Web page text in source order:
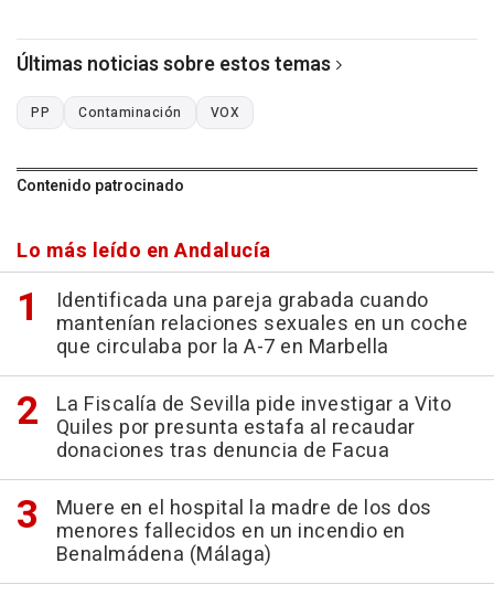
Últimas noticias sobre estos temas
PP Contaminación VOX
Contenido patrocinado
Lo más leído en Andalucía
Identificada una pareja grabada cuando
mantenían relaciones sexuales en un coche
que circulaba por la A-7 en Marbella
La Fiscalía de Sevilla pide investigar a Vito
Quiles por presunta estafa al recaudar
donaciones tras denuncia de Facua
Muere en el hospital la madre de los dos
menores fallecidos en un incendio en
Benalmádena (Málaga)